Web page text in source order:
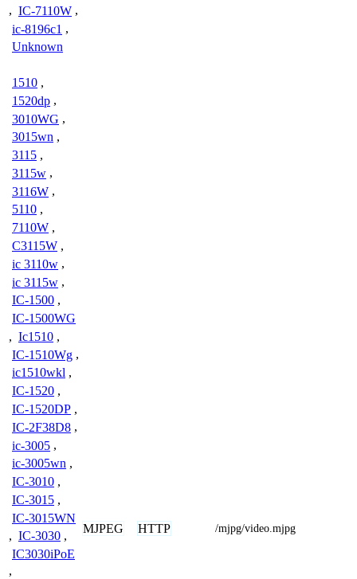
, IC-7110W ,
ic-8196c1 ,
Unknown
1510 ,
1520dp ,
3010WG ,
3015wn ,
3115 ,
3115w ,
3116W ,
5110 ,
7110W ,
C3115W ,
ic 3110w ,
ic 3115w ,
IC-1500 ,
IC-1500WG
, Ic1510 ,
IC-1510Wg ,
ic1510wkl ,
IC-1520 ,
IC-1520DP ,
IC-2F38D8 ,
ic-3005 ,
ic-3005wn ,
IC-3010 ,
IC-3015 ,
IC-3015WN
, IC-3030 ,
IC3030iPoE
,
MJPEG HTTP /mjpg/video.mjpg